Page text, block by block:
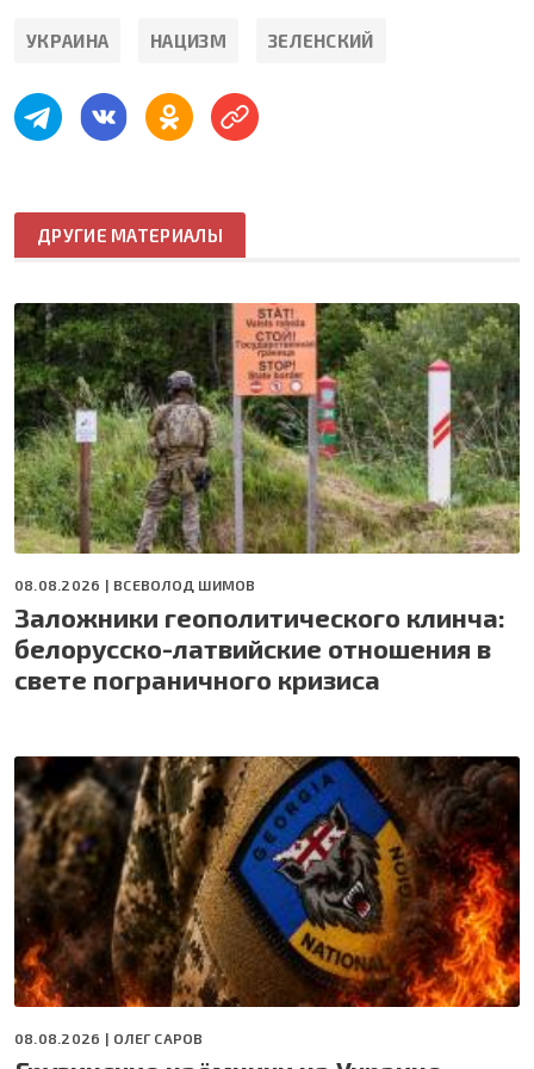
УКРАИНА НАЦИЗМ ЗЕЛЕНСКИЙ
ДРУГИЕ МАТЕРИАЛЫ
08.08.2026 | ВСЕВОЛОД ШИМОВ
Заложники геополитического клинча:
белорусско-латвийские отношения в
свете пограничного кризиса
08.08.2026 | ОЛЕГ САРОВ